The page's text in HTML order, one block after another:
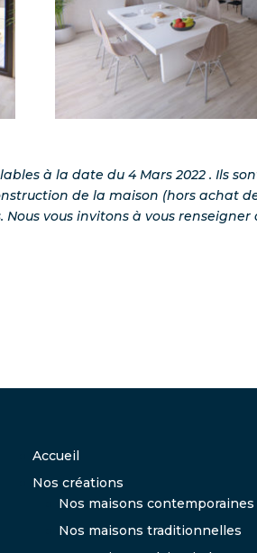
à la date du 4 Mars 2022 . Ils
de la maison (hors achat
Nous vous invitons à vous renseigner
Accueil
Nos créations
Nos maisons contemporaines
Nos maisons traditionnelles